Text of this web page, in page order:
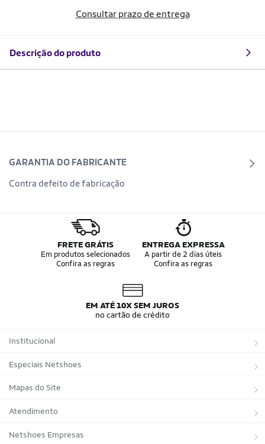
Consultar prazo de entrega
Descrição do produto
GARANTIA DO FABRICANTE
Contra defeito de fabricação
FRETE GRÁTIS
Em produtos selecionados
Confira as regras
ENTREGA EXPRESSA
A partir de 2 dias úteis
Confira as regras
EM ATÉ 10X SEM JUROS
no cartão de crédito
Institucional
Sobre a Netshoes
Política de Privacidade
Programa de Afiliados
Regulamentos
Especiais Netshoes
Suplementos
Corrida
Bicicletas
Mapas do Site
Marcas
Tipos de Produtos
Atendimento
Trocas e devoluções
Netshoes Empresas